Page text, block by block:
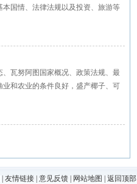
国情、法律法规以及投资、旅游等
瓦努阿图国家概况、政策法规、最
和农业的条件良好，盛产椰子、可
友情链接 意见反馈 网站地图 返回顶部